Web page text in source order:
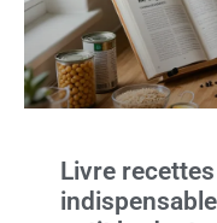
Livre